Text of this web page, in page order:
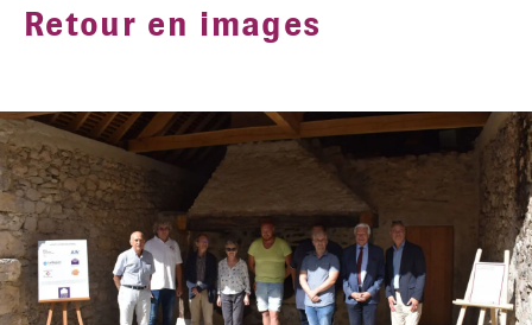
Retour en images